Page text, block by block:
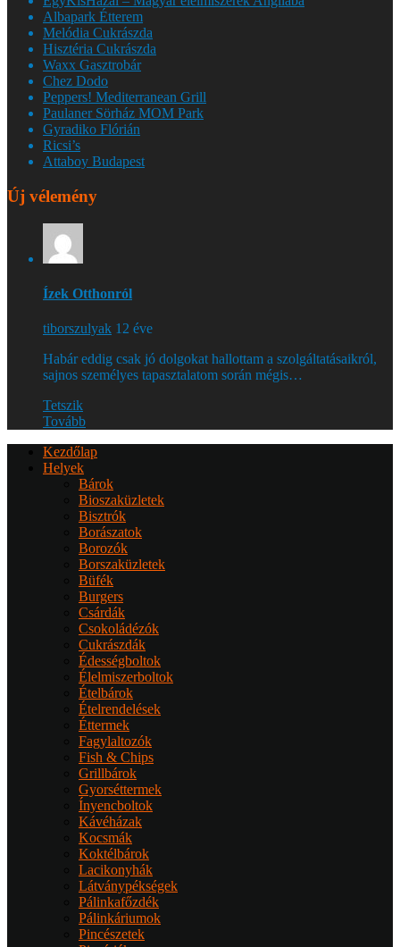
Albapark Étterem
Melódia Cukrászda
Hisztéria Cukrászda
Waxx Gasztrobár
Chez Dodo
Peppers! Mediterranean Grill
Paulaner Sörház MOM Park
Gyradiko Flórián
Ricsi’s
Attaboy Budapest
Új vélemény
Ízek Otthonról
tiborszulyak 12 éve
Habár eddig csak jó dolgokat hallottam a szolgáltatásaikról,
sajnos személyes tapasztalatom során mégis…
Tetszik
Tovább
Kezdőlap
Helyek
Bárok
Bioszaküzletek
Bisztrók
Borászatok
Borozók
Borszaküzletek
Büfék
Burgers
Csárdák
Csokoládézók
Cukrászdák
Édességboltok
Élelmiszerboltok
Ételbárok
Ételrendelések
Éttermek
Fagylaltozók
Fish & Chips
Grillbárok
Gyorséttermek
Ínyencboltok
Kávéházak
Kocsmák
Koktélbárok
Lacikonyhák
Látványpékségek
Pálinkafőzdék
Pálinkáriumok
Pincészetek